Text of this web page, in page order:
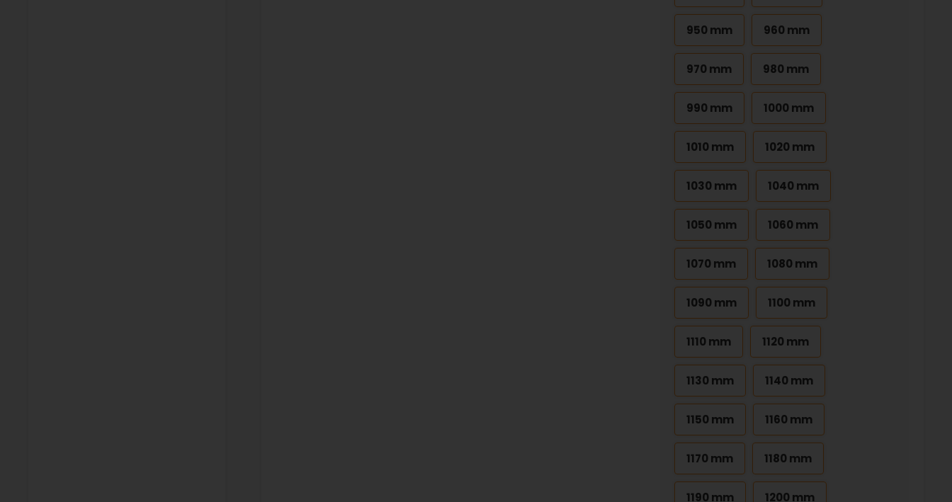
950 mm 960 mm
970 mm 980 mm
990 mm 1000 mm
1010 mm 1020 mm
1030 mm 1040 mm
1050 mm 1060 mm
1070 mm 1080 mm
1090 mm 1100 mm
1110 mm 1120 mm
1130 mm 1140 mm
1150 mm 1160 mm
1170 mm 1180 mm
1190 mm 1200 mm